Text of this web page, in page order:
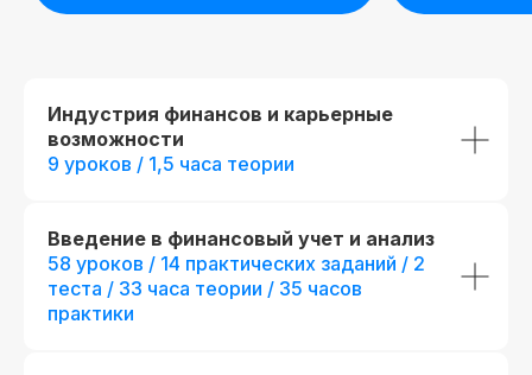
Индустрия финансов и карьерные
возможности
9 уроков / 1,5 часа теории
Введение в финансовый учет и анализ
58 уроков / 14 практических заданий / 2
теста / 33 часа теории / 35 часов
практики
Л035−01 271−78/00177 402
Вы получите официальное
удостоверение,
подтверждающее
вашей квалификации, что
При дополнительной
регистрации
Диплом о прохождении курса